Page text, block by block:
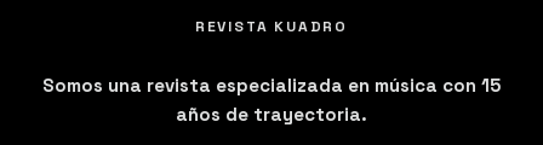
REVISTA KUADRO
Somos una revista especializada en música con 15
años de trayectoria.